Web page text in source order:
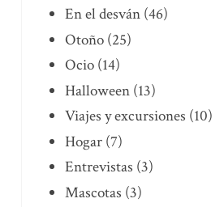
En el desván (46)
Otoño (25)
Ocio (14)
Halloween (13)
Viajes y excursiones (10)
Hogar (7)
Entrevistas (3)
Mascotas (3)